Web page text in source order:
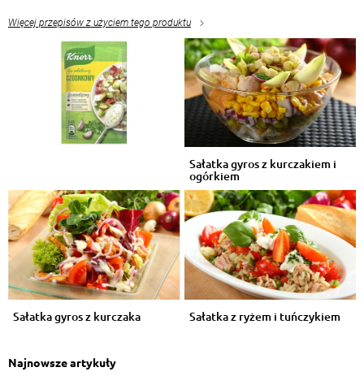
Więcej przepisów z użyciem tego produktu
Sałatka gyros z kurczakiem i
ogórkiem
Sałatka gyros z kurczaka Sałatka z ryżem i tuńczykiem
Najnowsze artykuły